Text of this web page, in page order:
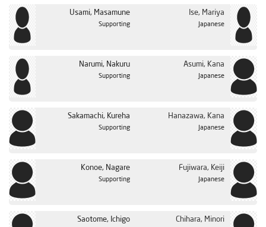
Usami, Masamune
Supporting
Ise, Mariya
Japanese
Narumi, Nakuru
Supporting
Asumi, Kana
Japanese
Sakamachi, Kureha
Supporting
Hanazawa, Kana
Japanese
Konoe, Nagare
Supporting
Fujiwara, Keiji
Japanese
Saotome, Ichigo Chihara, Minori